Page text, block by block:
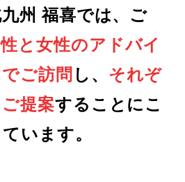
州 福喜では、ご
と女性のアドバイ
ご訪問 し、 それぞ
提案することにこ
います。